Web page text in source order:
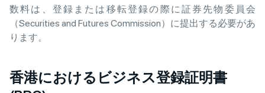
数料は、登録または移転登録の際に証券先物委員会
（Securities and Futures Commission）に提出する必要があ
ります。
香港におけるビジネス登録証明書